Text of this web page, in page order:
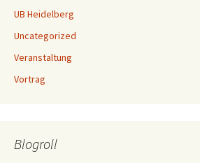
UB Heidelberg
Uncategorized
Veranstaltung
Vortrag
Blogroll